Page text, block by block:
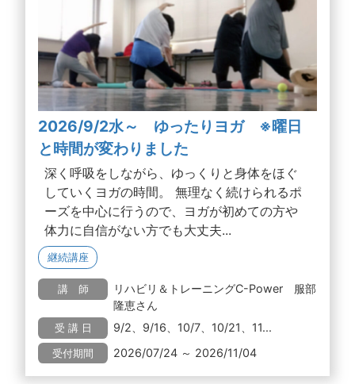
2026/9/2水～ ゆったりヨガ ※曜日
と時間が変わりました
深く呼吸をしながら、ゆっくりと身体をほぐ
していくヨガの時間。 無理なく続けられるポ
ーズを中心に行うので、ヨガが初めての方や
体力に自信がない方でも大丈夫...
継続講座
講 師
リハビリ＆トレーニングC-Power 服部
隆恵さん
受 講 日 9/2、9/16、10/7、10/21、11...
受付期間 2026/07/24 ～ 2026/11/04